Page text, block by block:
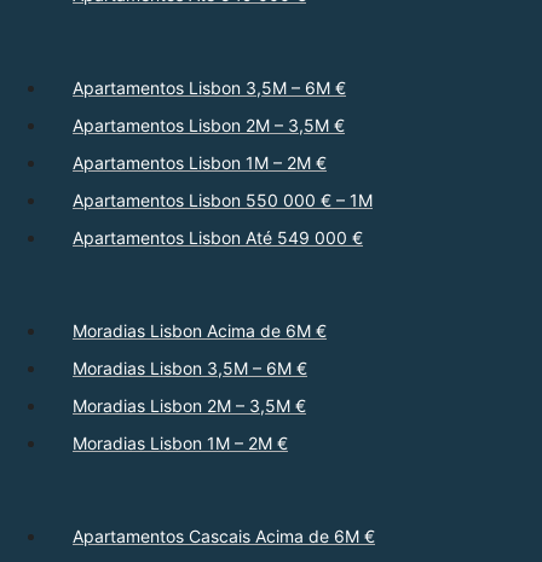
Apartamentos Lisbon 3,5M – 6M €
Apartamentos Lisbon 2M – 3,5M €
Apartamentos Lisbon 1M – 2M €
Apartamentos Lisbon 550 000 € – 1M
Apartamentos Lisbon Até 549 000 €
Moradias Lisbon Acima de 6M €
Moradias Lisbon 3,5M – 6M €
Moradias Lisbon 2M – 3,5M €
Moradias Lisbon 1M – 2M €
Apartamentos Cascais Acima de 6M €